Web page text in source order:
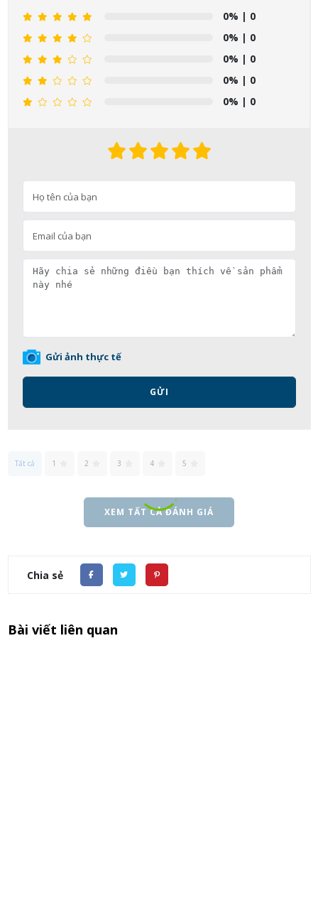
0% | 0
0% | 0
0% | 0
0% | 0
0% | 0
Gửi ảnh thực tế
GỬI
Tất cả 1 2 3 4 5
XEM TẤT CẢ ĐÁNH GIÁ
Chia sẻ
Bài viết liên quan